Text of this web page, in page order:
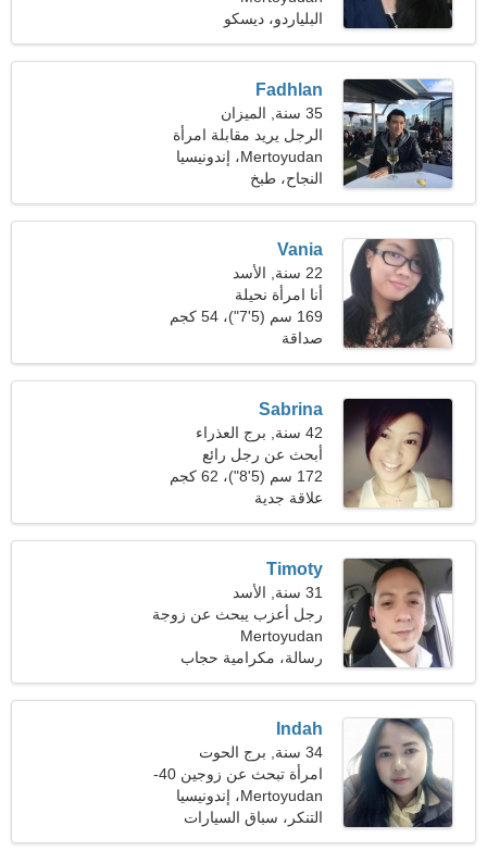
البلياردو، ديسكو
Fadhlan
35 سنة, الميزان
الرجل يريد مقابلة امرأة
Mertoyudan، إندونيسيا
النجاح، طبخ
Vania
22 سنة, الأسد
أنا امرأة نحيلة
169 سم (5'7")، 54 كجم
(119 رطلا)
صداقة
Sabrina
42 سنة, برج العذراء
أبحث عن رجل رائع
للرومانسية
172 سم (5'8")، 62 كجم
(136 رطلا)
علاقة جدية
Timoty
31 سنة, الأسد
رجل أعزب يبحث عن زوجة
Mertoyudan
رسالة، مكرامية حجاب
Indah
34 سنة, برج الحوت
امرأة تبحث عن زوجين 40-
41
Mertoyudan، إندونيسيا
التنكر، سباق السيارات